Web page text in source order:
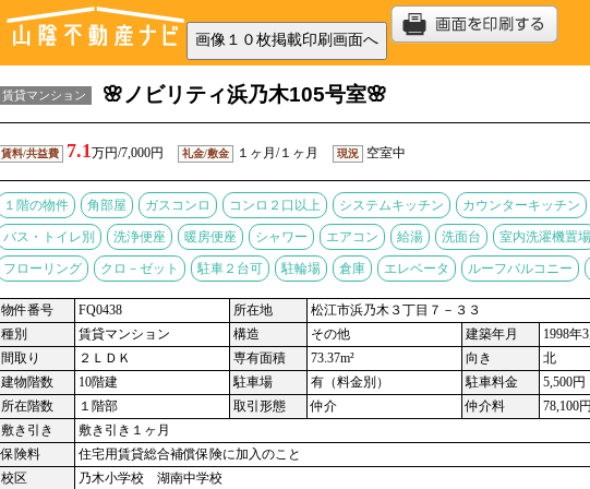
賃貸マンション 🌸ノビリティ浜乃木105号室🌸
賃料/共益費 7.1 万円/7,000円 礼金/敷金 １ヶ月/１ヶ月 現況 空室中
１階の物件 角部屋 ガスコンロ コンロ２口以上 システムキッチン カウンターキッチン
バス・トイレ別 洗浄便座 暖房便座 シャワー エアコン 給湯 洗面台 室内洗濯機置場
フローリング クロ－ゼット 駐車２台可 駐輪場 倉庫 エレベータ ルーフバルコニー
物件番号 FQ0438 所在地
松江市浜乃木３丁目７－３３
種別
賃貸マンション 構造 その他 建築年月
1998年
間取り
２ＬＤＫ 専有面積 73.37m² 向き
北
建物階数
10階建 駐車場 有（料金別） 駐車料金
5,500円
所在階数
１階部 取引形態 仲介 仲介料
78,100円
敷き引き
敷き引き１ヶ月
保険料
住宅用賃貸総合補償保険に加入のこと
校区
乃木小学校 湖南中学校